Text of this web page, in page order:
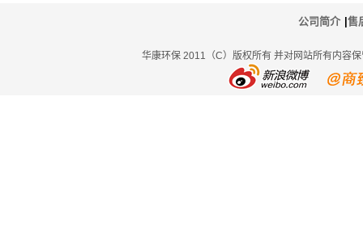
公司简介 售
华康环保 2011（C）版权所有 并对网站所有内容